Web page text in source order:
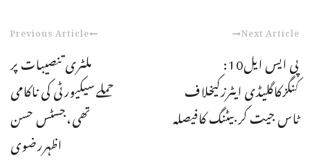
Previous Article
ملٹری تنصیبات پر
حملےسیکیورٹی کی ناکامی
تھی،جسٹس حسن
اظہررضوی
Next Article
پی ایس ایل10:
کنگزکاگلیڈی ایٹرزکیخلاف
ٹاس جیت کربیٹنگ کافیصلہ